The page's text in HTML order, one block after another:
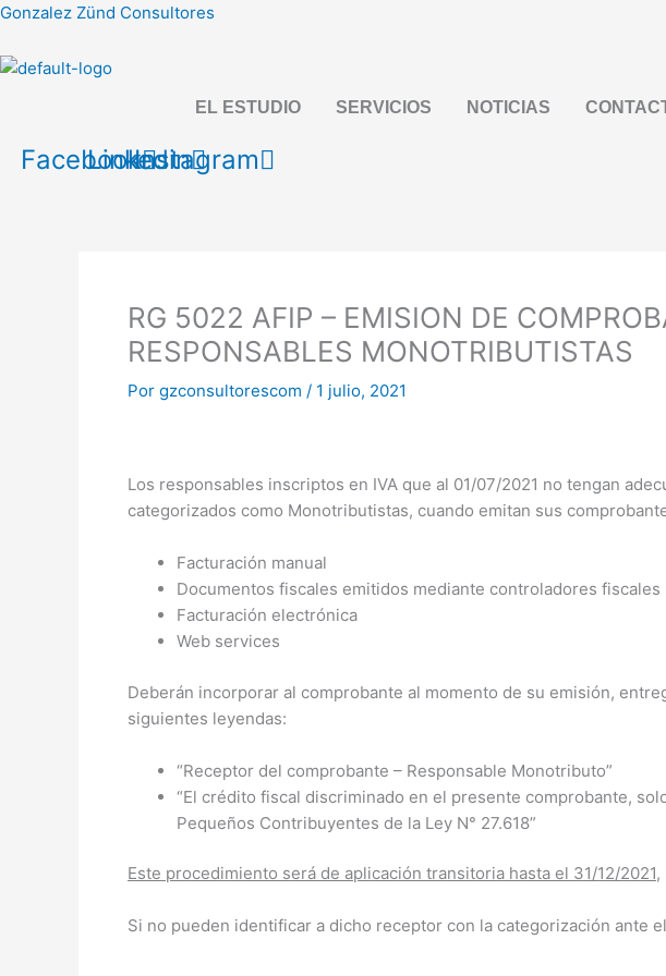
Ir
contenido
Gonzalez Zünd Consultores
EL ESTUDIO SERVICIOS NOTICIAS
Facebook
Linkedin
Instagram
RG 5022 AFIP – EMISION DE
RESPONSABLES MONOTRIBUTISTAS
Por gzconsultorescom / 1 julio, 2021
Los responsables inscriptos en IVA que al 01/07/2021 no tengan
categorizados como Monotributistas, cuando emitan sus
Facturación manual
Documentos fiscales emitidos mediante controladores fiscales
Facturación electrónica
Web services
Deberán incorporar al comprobante al momento de su emisión,
siguientes leyendas:
“Receptor del comprobante – Responsable Monotributo”
“El crédito fiscal discriminado en el presente comprobante,
Pequeños Contribuyentes de la Ley N° 27.618”
Este procedimiento será de aplicación transitoria hasta el 31/12/2021,
Si no pueden identificar a dicho receptor con la categorización ante